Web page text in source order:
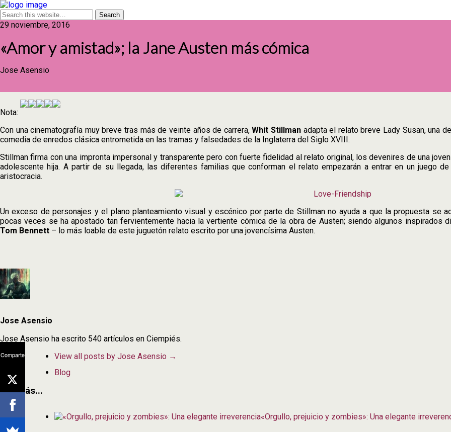
29 noviembre, 2016
«Amor y amistad»; la Jane Austen más cómica
Jose Asensio
Nota:
Con una cinematografía muy breve tras más de veinte años de carrera,Whit Stillmanadapta el relato breve Lady Susan, una
comedia de enredos clásica entrometida en las tramas y falsedades de la Inglaterra del Siglo XVIII.
Stillman firma con una impronta impersonal y transparente pero con fuerte fidelidad al relato original, los devenires de una
adolescente hija. A partir de su llegada, las diferentes familias que conforman el relato empezarán a entrar en un juego
aristocracia.
Un exceso de personajes y el plano planteamiento visual y escénico por parte de Stillman no ayuda a que la propuesta se
pocas veces se ha apostado tan fervientemente hacia la vertiente cómica de la obra de Austen; siendo algunos
Tom Bennett – lo más loable de este juguetón relato escrito por una jovencísima Austen.
Jose Asensio
Jose Asensio ha escrito 540 artículos en Ciempiés.
View all posts by Jose Asensio →
Blog
Además...
«Orgullo, prejuicio y zombies»: Una elegante
Comparte